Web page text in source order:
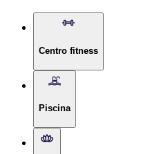
Centro fitness
Piscina